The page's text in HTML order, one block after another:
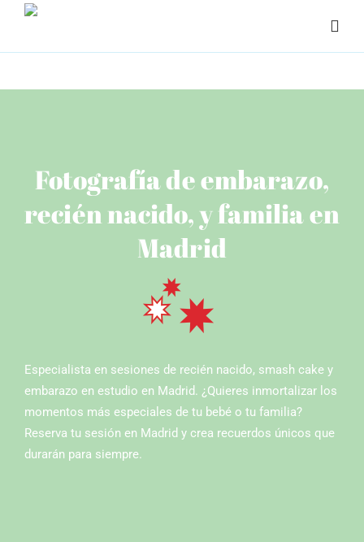
Saltar
contenido
Fotografía de embarazo,
recién nacido, y familia en
Madrid
Especialista en sesiones de recién nacido, smash cake y
embarazo en estudio en Madrid. ¿Quieres inmortalizar los
momentos más especiales de tu bebé o tu familia?
Reserva tu sesión en Madrid y crea recuerdos únicos que
durarán para siempre.